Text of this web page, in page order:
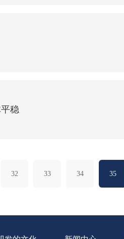
稳
32 33 34 35